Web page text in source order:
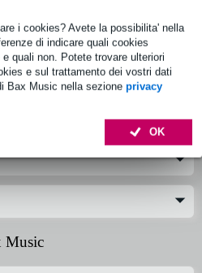
i cookies? Avete la possibilita' nella
di indicare quali cookies
quali non. Potete trovare ulteriori
e sul trattamento dei vostri dati
Bax Music nella sezione privacy
OK
scheda elettronica
Music